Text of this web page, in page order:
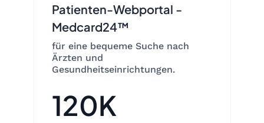
Patienten-Webportal -
Medcard24™
für eine bequeme Suche nach
Ärzten und
Gesundheitseinrichtungen.
120K